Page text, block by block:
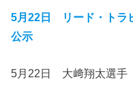
5月22日 リード・トラ
公示
5月22日 大﨑翔太選手